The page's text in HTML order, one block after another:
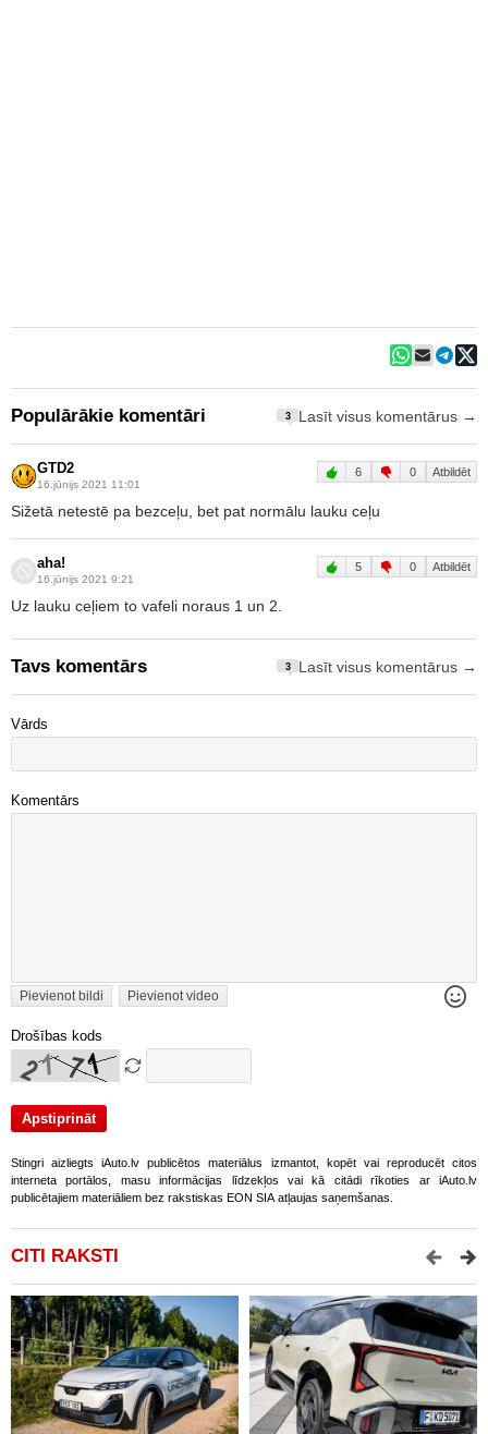
Populārākie komentāri 3 Lasīt visus komentārus →
GTD2
16.jūnijs 2021 11:01
6 0 Atbildēt
Sižetā netestē pa bezceļu, bet pat normālu lauku ceļu
aha!
16.jūnijs 2021 9:21
5 0 Atbildēt
Uz lauku ceļiem to vafeli noraus 1 un 2.
Tavs komentārs 3 Lasīt visus komentārus →
Vārds
Komentārs
Pievienot bildi Pievienot video
Drošības kods
Stingri aizliegts iAuto.lv publicētos materiālus izmantot, kopēt vai reproducēt citos
interneta portālos, masu informācijas līdzekļos vai kā citādi rīkoties ar iAuto.lv
publicētajiem materiāliem bez rakstiskas EON SIA atļaujas saņemšanas.
CITI RAKSTI